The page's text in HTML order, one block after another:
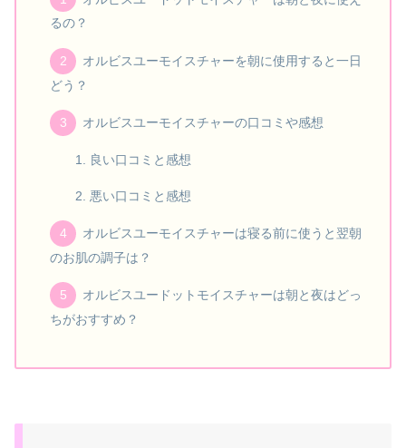
るの？
オルビスユーモイスチャーを朝に使用すると一日
どう？
オルビスユーモイスチャーの口コミや感想
良い口コミと感想
悪い口コミと感想
オルビスユーモイスチャーは寝る前に使うと翌朝
のお肌の調子は？
オルビスユードットモイスチャーは朝と夜はどっ
ちがおすすめ？